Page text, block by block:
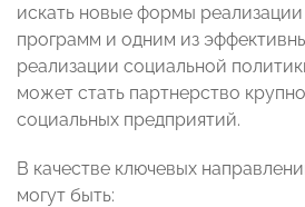
искать новые формы
программ и одним из
реализации социальной
может стать партнерство
социальных предприятий.
В качестве ключевых
могут быть: